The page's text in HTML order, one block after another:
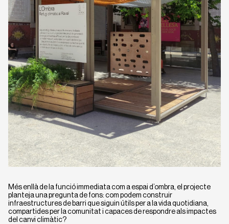
Més enllà de la funció immediata com a espai d’ombra, el projecte
planteja una pregunta de fons: com podem construir
infraestructures de barri que siguin útils per a la vida quotidiana,
compartides per la comunitat i capaces de respondre als impactes
del canvi climàtic?